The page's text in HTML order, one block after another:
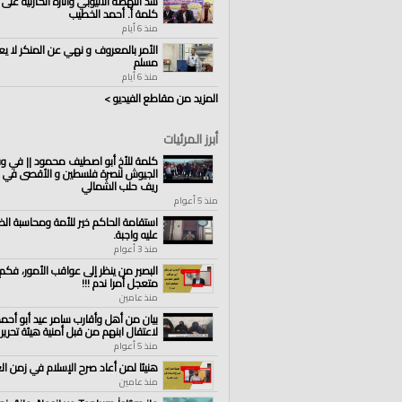
كلمة أ. أحمد الخطيب
منذ 6 أيام
الأمر بالمعروف و نهي عن المنكر لا
مسلم
منذ 6 أيام
المزيد من مقاطع الفيديو >
أبرز المرئيات
كلمة للأخ أبو اصطيف محمود || في
الجيوش لنصرة فلسطين و الأقصى في
ريف حلب الشمالي
منذ 5 أعوام
استقامة الحاكم خير للأمة ومحاسبة
عليه واجبة.
منذ 3 أعوام
البصير من ينظر إلى عواقب الأمور،
متعجل أمرا ندم !!!
منذ عامين
بيان من أهل وأقارب سامر عيد أبو
لاعتقال ابنهم من قبل أمنية هيئة
منذ 5 أعوام
هنيئا لمن أعاد صرح الإسلام في زمن
منذ عامين